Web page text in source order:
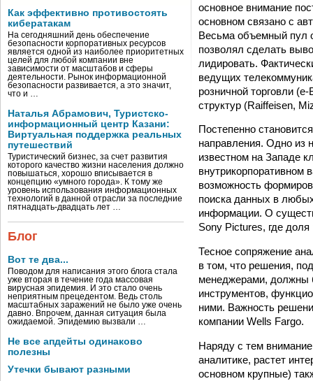
Как эффективно противостоять
кибератакам
На сегодняшний день обеспечение
безопасности корпоративных ресурсов
является одной из наиболее приоритетных
целей для любой компании вне
зависимости от масштабов и сферы
деятельности. Рынок информационной
безопасности развивается, а это значит,
что и …
Наталья Абрамович, Туристско-
информационный центр Казани:
Виртуальная поддержка реальных
путешествий
Туристический бизнес, за счет развития
которого качество жизни населения должно
повышаться, хорошо вписывается в
концепцию «умного города». К тому же
уровень использования информационных
технологий в данной отрасли за последние
пятнадцать-двадцать лет …
Блог
Вот те два...
Поводом для написания этого блога стала
уже вторая в течение года массовая
вирусная эпидемия. И это стало очень
неприятным прецедентом. Ведь столь
масштабных заражений не было уже очень
давно. Впрочем, данная ситуация была
ожидаемой. Эпидемию вызвали …
Не все апдейты одинаково
полезны
Утечки бывают разными
основное внимание
основном связано с
Весьма объемный пул
позволял сделать
лидировать.
ведущих
розничной торговли
структур (Raiffeisen,
Постепенно
направления. Одно из
известном на Западе
внутрикорпоративном
возможность
поиска данных в
информации. О
Sony Pictures, где
Тесное сопряжение
в том, что решения,
менеджерами, должны
инструментов,
ними. Важность
компании Wells Fargo.
Наряду с тем
аналитике, растет
основном крупные)